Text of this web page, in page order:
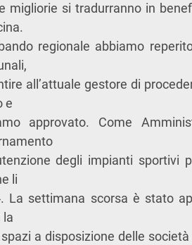
migliorie si tradurranno in
regionale abbiamo
all’attuale gestore di
e
approvato. Come
degli impianti sportivi
li
La settimana scorsa è stato
la
a disposizione delle